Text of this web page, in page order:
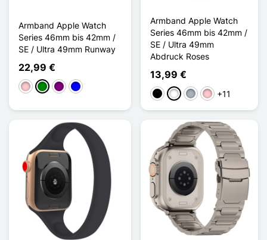
Armband Apple Watch
Series 46mm bis 42mm /
SE / Ultra 49mm Runway
22,99 €
PinkGrünViolettBlau
Armband Apple Watch
Series 46mm bis 42mm /
SE / Ultra 49mm
Abdruck Roses
13,99 €
Schwarz
WeißGrauPink+11